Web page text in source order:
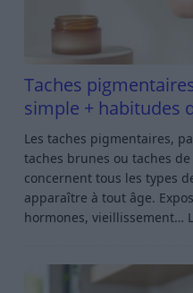
Taches
simple + habitudes
Les taches pigmentaires,
taches brunes ou taches
concernent tous les types
apparaître à tout âge.
hormones, vieillissement…